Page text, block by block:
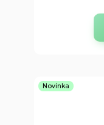
Novinka